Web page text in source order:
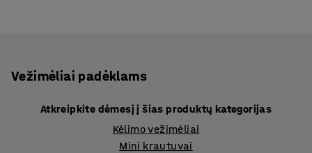
Vežimėliai padėklams
Atkreipkite dėmesį į šias produktų kategorijas
Kėlimo vežimėliai
Mini krautuvai